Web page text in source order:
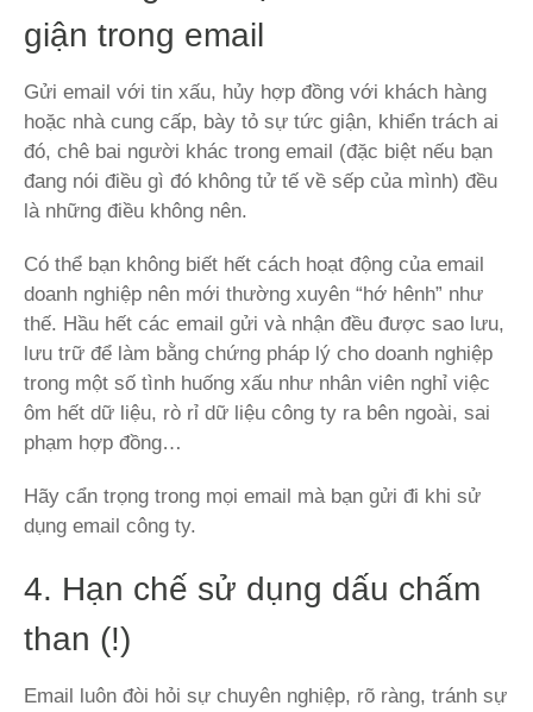
giận trong email
Gửi email với tin xấu, hủy hợp đồng với khách hàng
hoặc nhà cung cấp, bày tỏ sự tức giận, khiển trách ai
đó, chê bai người khác trong email (đặc biệt nếu bạn
đang nói điều gì đó không tử tế về sếp của mình) đều
là những điều không nên.
Có thể bạn không biết hết cách hoạt động của email
doanh nghiệp nên mới thường xuyên “hớ hênh” như
thế. Hầu hết các email gửi và nhận đều được sao lưu,
lưu trữ để làm bằng chứng pháp lý cho doanh nghiệp
trong một số tình huống xấu như nhân viên nghỉ việc
ôm hết dữ liệu, rò rỉ dữ liệu công ty ra bên ngoài, sai
phạm hợp đồng…
Hãy cẩn trọng trong mọi email mà bạn gửi đi khi sử
dụng email công ty.
4. Hạn chế sử dụng dấu chấm
than (!)
Email luôn đòi hỏi sự chuyên nghiệp, rõ ràng, tránh sự